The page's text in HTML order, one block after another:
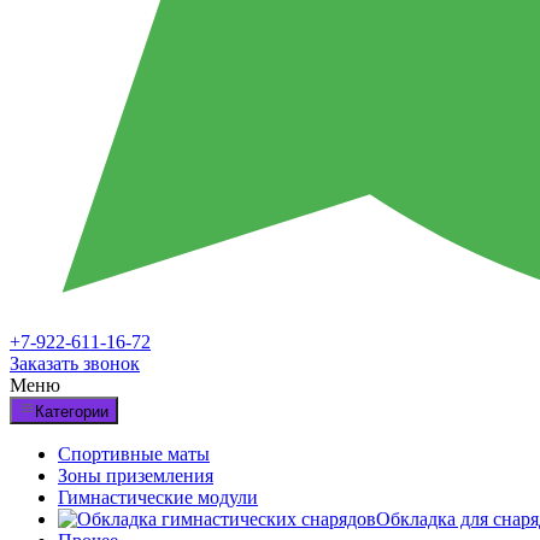
+7-922-611-16-72
Заказать звонок
Меню
Категории
Спортивные маты
Зоны приземления
Гимнастические модули
Обкладка для